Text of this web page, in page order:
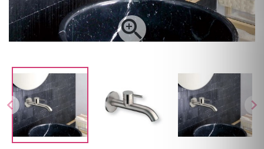
chevron_left chevron_right
